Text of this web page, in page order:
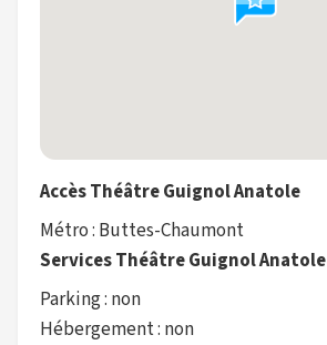
Accès Théâtre Guignol Anatole
Métro : Buttes-Chaumont
Services Théâtre Guignol Anatole
Parking : non
Hébergement : non